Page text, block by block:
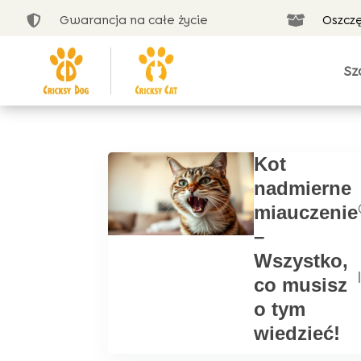
 Gwarancja na całe życie 
Kot
nadmierne
miauczenie
–
Wszystko,
co musisz
o tym
wiedzieć!
|